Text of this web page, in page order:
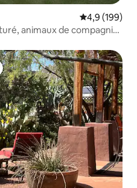
Évaluation
4,9 (199)
animaux de compagnie
plus appréciés